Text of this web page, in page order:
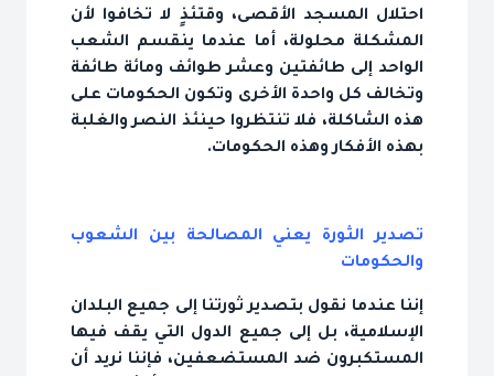
احتلال المسجد الأقصى، وقتئذٍ لا تخافوا لأن
المشكلة محلولة، أما عندما ينقسم الشعب
الواحد إلى طائفتين وعشر طوائف ومائة طائفة
وتخالف كل واحدة الأخرى وتكون الحكومات على
هذه الشاكلة، فلا تنتظروا حينئذ النصر والغلبة
بهذه الأفكار وهذه الحكومات.
تصدير الثورة يعني المصالحة بين الشعوب
والحكومات
إننا عندما نقول بتصدير ثورتنا إلى جميع البلدان
الإسلامية، بل إلى جميع الدول التي يقف فيها
المستكبرون ضد المستضعفين، فإننا نريد أن